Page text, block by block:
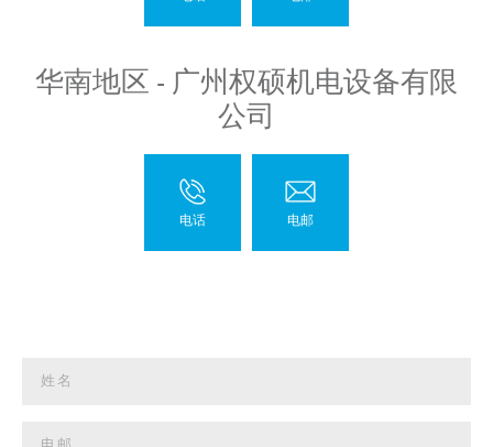
华南地区 - 广州权硕机电设备有限
公司